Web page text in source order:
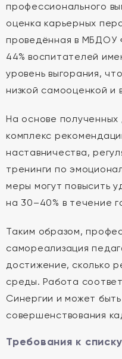
профессионального
оценка карьерных
проведённая в МБДОУ
44% воспитателей
уровень выгорания,
низкой самооценкой и
На основе
комплекс
наставничества,
тренинги по
меры могут повысить
на 30–40% в течение
Таким образом,
самореализация
достижение, сколько
среды. Работа
Синергии и может
совершенствования
Требования к